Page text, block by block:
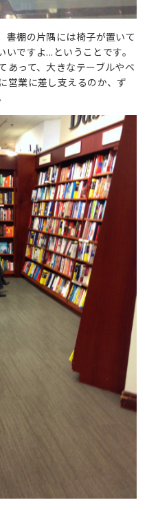
書棚の片隅には椅子が置いて
ですよ...ということです。
あって、大きなテーブルやベ
営業に差し支えるのか、ず